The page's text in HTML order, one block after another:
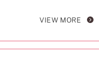
VIEW MORE